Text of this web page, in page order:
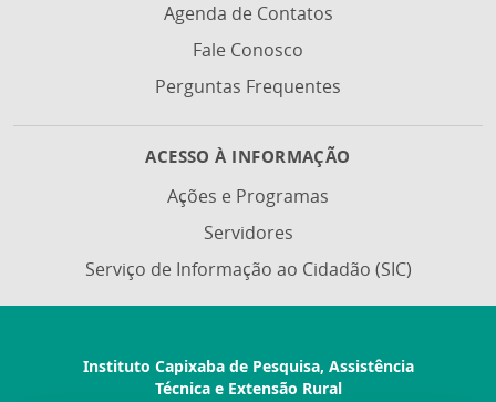
Agenda de Contatos
Fale Conosco
Perguntas Frequentes
ACESSO À INFORMAÇÃO
Ações e Programas
Servidores
Serviço de Informação ao Cidadão (SIC)
Instituto Capixaba de Pesquisa, Assistência
Técnica e Extensão Rural